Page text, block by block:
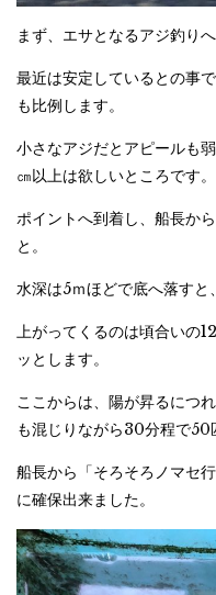
まず、エサとなるアジ釣り
最近は安定しているとの事
も比例します。
小さなアジだとアピールも
㎝以上は欲しいところです。
ポイントへ到着し、船長か
と。
水深は5ｍほどで底へ落すと
上がってくるのは頃合いの
ッとします。
ここからは、陽が昇るにつ
も混じりながら30分程で50
船長から「そろそろノマセ
に確保出来ました。